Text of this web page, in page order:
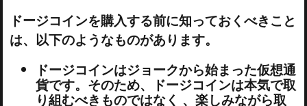
ドージコインを購入する前に知っておくべきこと
は、以下のようなものがあります。
ドージコインはジョークから始まった仮想通
貨です。そのため、ドージコインは本気で取
り組むべきものではなく 、楽しみながら取